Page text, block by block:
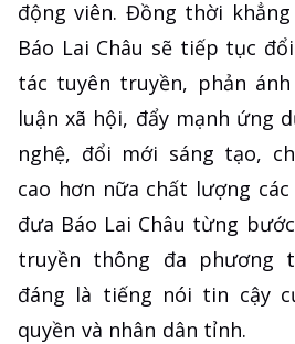
động viên. Đồng thời
Báo Lai Châu sẽ tiếp tục
tác tuyên truyền, phản
luận xã hội, đẩy mạnh ứng
nghệ, đổi mới sáng tạo,
cao hơn nữa chất lượng
đưa Báo Lai Châu từng
truyền thông đa phương
đáng là tiếng nói tin cậy
quyền và nhân dân tỉnh.